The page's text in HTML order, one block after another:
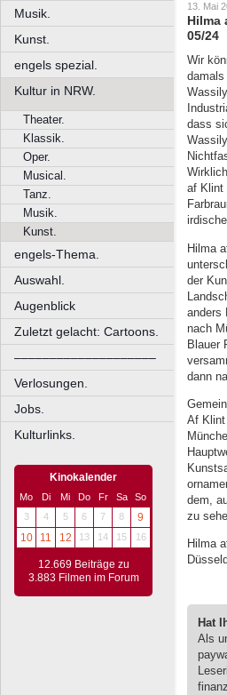
Musik.
Kunst.
engels spezial.
Kultur in NRW.
Theater.
Klassik.
Oper.
Musical.
Tanz.
Musik.
Kunst.
engels-Thema.
Auswahl.
Augenblick
Zuletzt gelacht: Cartoons.
––––––––––––––––––––
Verlosungen.
Jobs.
Kulturlinks.
Kinokalender
Mo Di Mi Do Fr Sa
So
3
4 5 6 7 8
9
10
11 12 13 14 15 16
12.669 Beiträge zu
3.883 Filmen im Forum
13. Mai
Hilma
05/24
Wir
damals
dass
af Klint
Hilma
der
anders
nach
Blauer
dann
Af Klint
dem,
zu
Hilma
Hat
Als